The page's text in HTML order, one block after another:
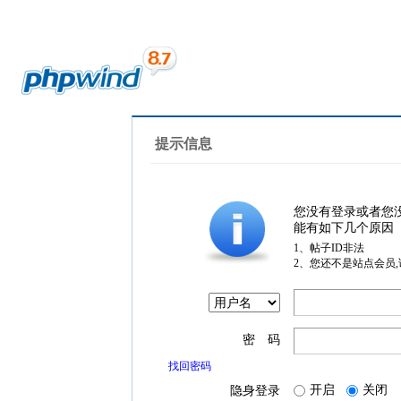
提示信息
您没有登录或者您
能有如下几个原因
1、帖子ID非法
2、您还不是站点会员
密 码
找回密码
隐身登录 开启 关闭